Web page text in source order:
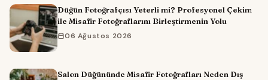
Düğün Fotoğrafçısı Yeterli mi? Profesyonel Çekim
ile Misafir Fotoğraflarını Birleştirmenin Yolu
06 Ağustos 2026
Salon Düğününde Misafir Fotoğrafları Neden Dış